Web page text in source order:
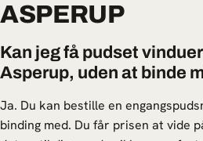
ASPERUP
Kan jeg få pudset
Asperup, uden at binde
Ja. Du kan bestille en
binding med. Du får prisen at vide